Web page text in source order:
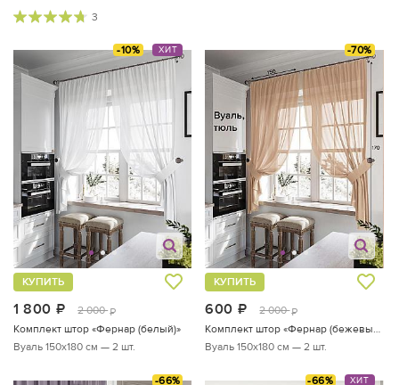
3
-10% ХИТ
1 800 руб.
2 000 руб.
КУПИТЬ
Комплект штор «Фернар (белый)»
Вуаль 150х180 см — 2 шт.
-70%
600 руб.
2 000 руб.
КУПИТЬ
Комплект штор «Фернар (бежевый)»
Вуаль 150х180 см — 2 шт.
-66% -66% ХИТ